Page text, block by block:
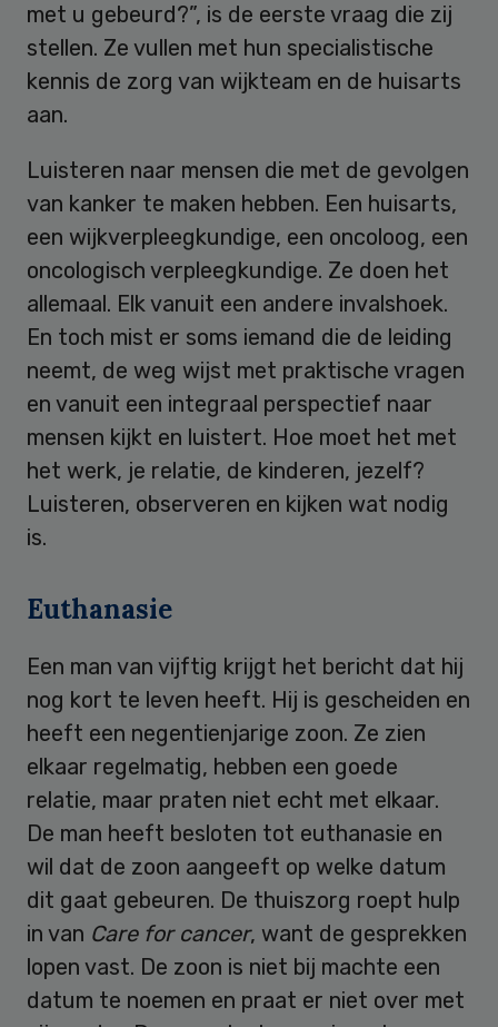
met u gebeurd?”, is de eerste vraag die zij
stellen. Ze vullen met hun specialistische
kennis de zorg van wijkteam en de huisarts
aan.
Luisteren naar mensen die met de gevolgen
van kanker te maken hebben. Een huisarts,
een wijkverpleegkundige, een oncoloog, een
oncologisch verpleegkundige. Ze doen het
allemaal. Elk vanuit een andere invalshoek.
En toch mist er soms iemand die de leiding
neemt, de weg wijst met praktische vragen
en vanuit een integraal perspectief naar
mensen kijkt en luistert. Hoe moet het met
het werk, je relatie, de kinderen, jezelf?
Luisteren, observeren en kijken wat nodig
is.
Euthanasie
Een man van vijftig krijgt het bericht dat hij
nog kort te leven heeft. Hij is gescheiden en
heeft een negentienjarige zoon. Ze zien
elkaar regelmatig, hebben een goede
relatie, maar praten niet echt met elkaar.
De man heeft besloten tot euthanasie en
wil dat de zoon aangeeft op welke datum
dit gaat gebeuren. De thuiszorg roept hulp
in van Care for cancer, want de gesprekken
lopen vast. De zoon is niet bij machte een
datum te noemen en praat er niet over met